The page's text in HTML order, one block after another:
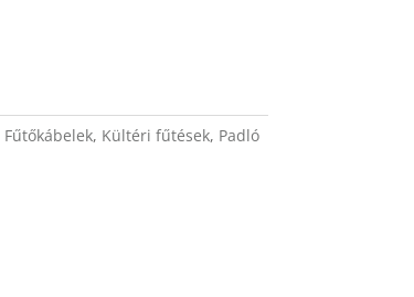
Fűtőkábelek, Kültéri fűtések, Padló